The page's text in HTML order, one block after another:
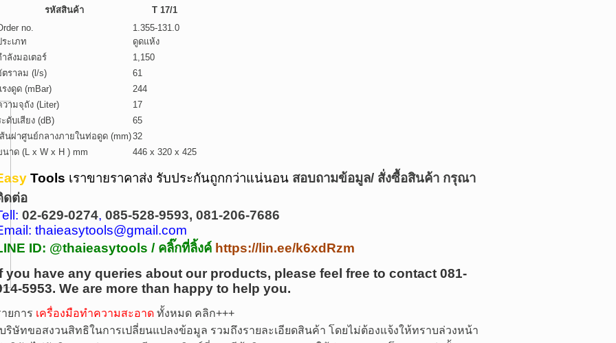
รหัสสินค้า
T 17/1
no.
1.355-131.0
ะเภท
ดูดแห้ง
ำลังมอเตอร์
1,150
ตราลม (l/s)
61
รงดูด (mBar)
244
วามจุถัง (Liter)
17
ดับเสียง (dB)
65
ส้นผ่าศูนย์กลางภายในท่อดูด (mm)32
นาด (L x W x H ) mm
446 x 320 x 425
Tools เราขายราคาส่ง รับประกันถูกกว่าแน่นอน สอบถามข้อมูล/ สั่งซื้อสินค้า กรุณา
ดต่อ
02-629-0274, 085-528-9593, 081-206-7686
thaieasytools@gmail.com
ID: @thaieasytools / คลิ๊กที่ลิ้งค์ https://lin.ee/k6xdRzm
you have any queries about our products, please feel free to contact 081-
5953. We are more than happy to help you.
ยการ เครื่องมือทำความสะอาด ทั้งหมด คลิก+++
บริษัทขอสงวนสิทธิในการเปลี่ยนแปลงข้อมูล รวมถึงรายละเอียดสินค้า โดยไม่ต้องแจ้งให้ทราบล่วงหน้า